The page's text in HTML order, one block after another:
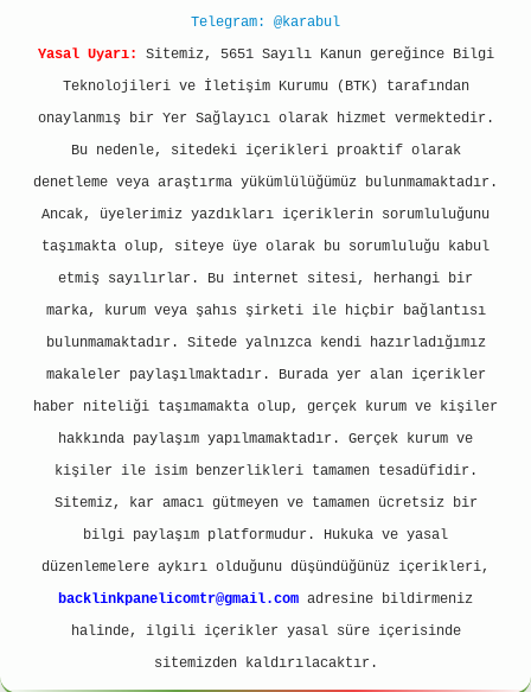
Telegram: @karabul
Yasal Uyarı:
Sitemiz, 5651 Sayılı Kanun gereğince Bilgi
Teknolojileri ve İletişim Kurumu (BTK) tarafından
onaylanmış bir Yer Sağlayıcı olarak hizmet vermektedir.
Bu nedenle, sitedeki içerikleri proaktif olarak
denetleme veya araştırma yükümlülüğümüz bulunmamaktadır.
Ancak, üyelerimiz yazdıkları içeriklerin sorumluluğunu
taşımakta olup, siteye üye olarak bu sorumluluğu kabul
etmiş sayılırlar. Bu internet sitesi, herhangi bir
marka, kurum veya şahıs şirketi ile hiçbir bağlantısı
bulunmamaktadır. Sitede yalnızca kendi hazırladığımız
makaleler paylaşılmaktadır. Burada yer alan içerikler
haber niteliği taşımamakta olup, gerçek kurum ve kişiler
hakkında paylaşım yapılmamaktadır. Gerçek kurum ve
kişiler ile isim benzerlikleri tamamen tesadüfidir.
Sitemiz, kar amacı gütmeyen ve tamamen ücretsiz bir
bilgi paylaşım platformudur. Hukuka ve yasal
düzenlemelere aykırı olduğunu düşündüğünüz içerikleri,
backlinkpanelicomtr@gmail.com adresine bildirmeniz
halinde, ilgili içerikler yasal süre içerisinde
sitemizden kaldırılacaktır.